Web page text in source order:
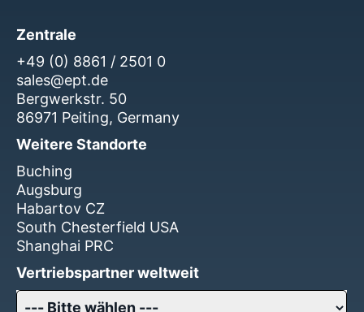
Zentrale
+49 (0) 8861 / 2501 0
sales@ept.de
Bergwerkstr. 50
86971 Peiting, Germany
Weitere Standorte
Buching
Augsburg
Habartov CZ
South Chesterfield USA
Shanghai PRC
Vertriebspartner weltweit